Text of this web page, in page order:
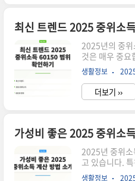
혈당측정기 A
당측정의 중요
당뇨병 환자에
자신의 혈당 수
수 있습니다.
증을 예방하는
고혈당이 지속
최신 트렌드 2025 중위소
2025년의 중
것은 매우 중요
을 설정하고,
수적인 정보입
에 따라 다르게
따라 변동할
드림 청약통장
기 바로가기
비교 분석 전문
무엇인가? 중
중간값으로 나
생활정보
더보기 ››
가성비 좋은 2025 중위소
2025년 중위소
고 있습니다.
중요한 만큼,
생활정보